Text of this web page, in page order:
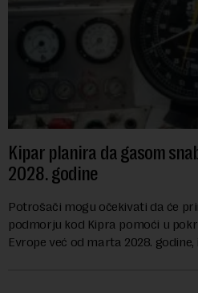
Kipar planira da gasom
2028. godine
Potrošači mogu očekivati da će
podmorju kod Kipra pomoći u
Evrope već od marta 2028.